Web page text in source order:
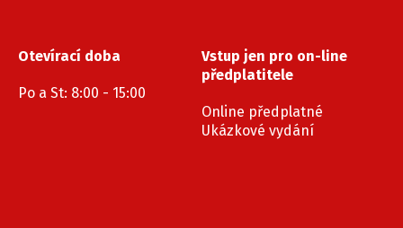
Otevírací doba
Po a St: 8:00 - 15:00
Vstup jen pro on-line
předplatitele
Online předplatné
Ukázkové vydání